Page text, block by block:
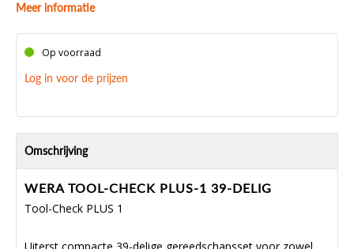
Meer informatie
Op voorraad
Log in voor de prijzen
Omschrijving
WERA TOOL-CHECK PLUS-1 39-DELIG
Tool-Check PLUS 1